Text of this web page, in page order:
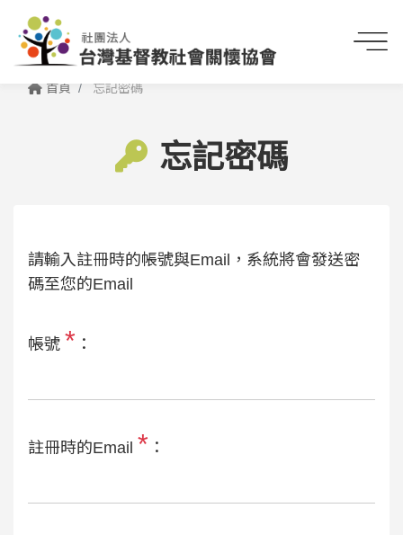
首頁 忘記密碼
忘記密碼
請輸入註冊時的帳號與Email，系統將會發送密
碼至您的Email
帳號 * ：
註冊時的Email * ：